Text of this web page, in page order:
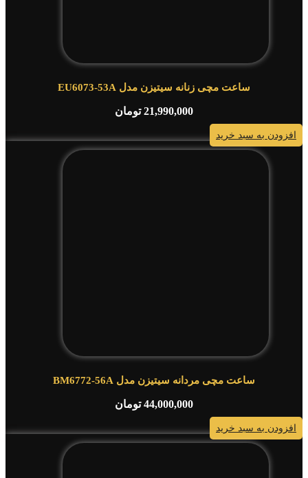
ساعت مچی زنانه سیتیزن مدل EU6073-53A
21,990,000 تومان
افزودن به سبد خرید
ساعت مچی مردانه سیتیزن مدل BM6772-56A
44,000,000 تومان
افزودن به سبد خرید